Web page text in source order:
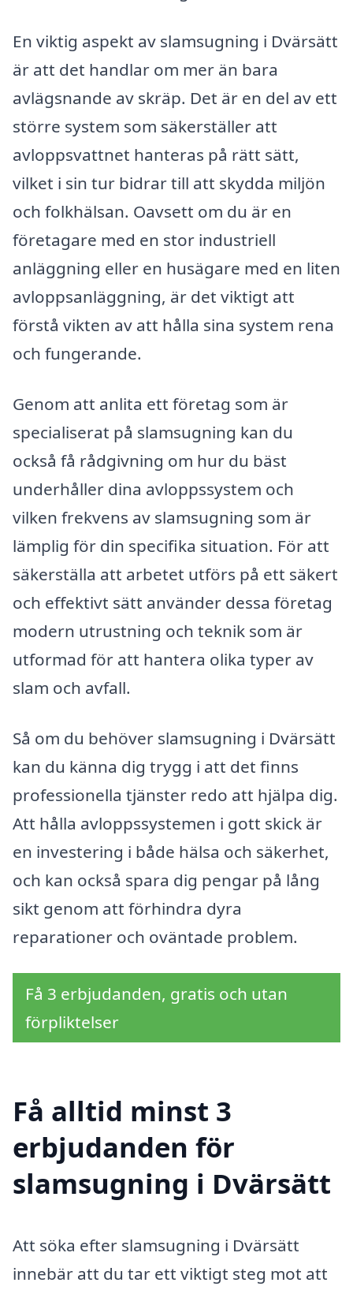
En viktig aspekt av slamsugning i Dvärsätt
är att det handlar om mer än bara
avlägsnande av skräp. Det är en del av ett
större system som säkerställer att
avloppsvattnet hanteras på rätt sätt,
vilket i sin tur bidrar till att skydda miljön
och folkhälsan. Oavsett om du är en
företagare med en stor industriell
anläggning eller en husägare med en liten
avloppsanläggning, är det viktigt att
förstå vikten av att hålla sina system rena
och fungerande.
Genom att anlita ett företag som är
specialiserat på slamsugning kan du
också få rådgivning om hur du bäst
underhåller dina avloppssystem och
vilken frekvens av slamsugning som är
lämplig för din specifika situation. För att
säkerställa att arbetet utförs på ett säkert
och effektivt sätt använder dessa företag
modern utrustning och teknik som är
utformad för att hantera olika typer av
slam och avfall.
Så om du behöver slamsugning i Dvärsätt
kan du känna dig trygg i att det finns
professionella tjänster redo att hjälpa dig.
Att hålla avloppssystemen i gott skick är
en investering i både hälsa och säkerhet,
och kan också spara dig pengar på lång
sikt genom att förhindra dyra
reparationer och oväntade problem.
Få 3 erbjudanden, gratis och utan
förpliktelser
Få alltid minst 3
erbjudanden för
slamsugning i Dvärsätt
Att söka efter slamsugning i Dvärsätt
innebär att du tar ett viktigt steg mot att